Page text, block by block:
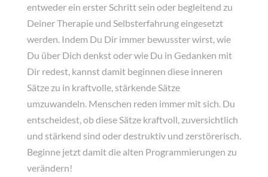
entweder ein erster Schritt sein oder begleitend zu
Deiner Therapie und Selbsterfahrung eingesetzt
werden. Indem Du Dir immer bewusster wirst, wie
Du über Dich denkst oder wie Du in Gedanken mit
Dir redest, kannst damit beginnen diese inneren
Sätze zu in kraftvolle, stärkende Sätze
umzuwandeln. Menschen reden immer mit sich. Du
entscheidest, ob diese Sätze kraftvoll, zuversichtlich
und stärkend sind oder destruktiv und zerstörerisch.
Beginne jetzt damit die alten Programmierungen zu
verändern!